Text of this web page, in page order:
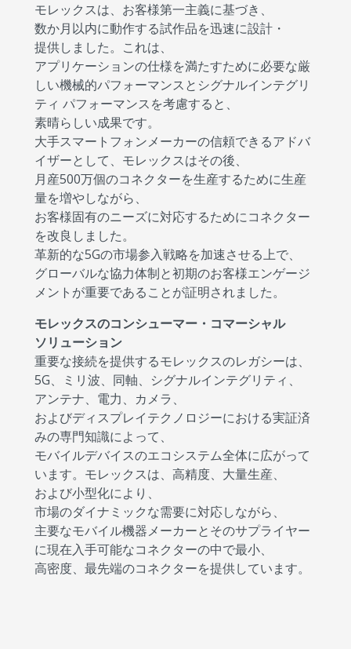
モレックスは、お客様第一主義に基づき、
数か月以内に動作する試作品を迅速に設計・
提供しました。これは、
アプリケーションの仕様を満たすために必要な厳
しい機械的パフォーマンスとシグナルインテグリ
ティ パフォーマンスを考慮すると、
素晴らしい成果です。
大手スマートフォンメーカーの信頼できるアドバ
イザーとして、モレックスはその後、
月産500万個のコネクターを生産するために生産
量を増やしながら、
お客様固有のニーズに対応するためにコネクター
を改良しました。
革新的な5Gの市場参入戦略を加速させる上で、
グローバルな協力体制と初期のお客様エンゲージ
メントが重要であることが証明されました。
モレックスのコンシューマー・コマーシャル
ソリューション
重要な接続を提供するモレックスのレガシーは、
5G、ミリ波、同軸、シグナルインテグリティ、
アンテナ、電力、カメラ、
およびディスプレイテクノロジーにおける実証済
みの専門知識によって、
モバイルデバイスのエコシステム全体に広がって
います。モレックスは、高精度、大量生産、
および小型化により、
市場のダイナミックな需要に対応しながら、
主要なモバイル機器メーカーとそのサプライヤー
に現在入手可能なコネクターの中で最小、
高密度、最先端のコネクターを提供しています。